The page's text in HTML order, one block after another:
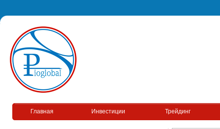
Главная Инвестиции Трейдинг